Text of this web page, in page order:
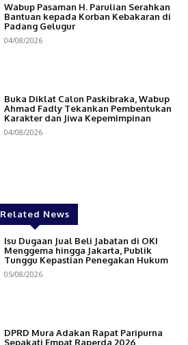
Wabup Pasaman H. Parulian Serahkan
Bantuan kepada Korban Kebakaran di
Padang Gelugur
04/08/2026
Buka Diklat Calon Paskibraka, Wabup
Ahmad Fadly Tekankan Pembentukan
Karakter dan Jiwa Kepemimpinan
04/08/2026
Related News
Isu Dugaan Jual Beli Jabatan di OKI
Menggema hingga Jakarta, Publik
Tunggu Kepastian Penegakan Hukum
05/08/2026
DPRD Mura Adakan Rapat Paripurna
Sepakati Empat Raperda 2026